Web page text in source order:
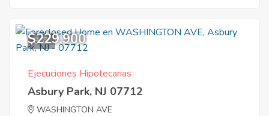
8
$229,900
Ejecuciones Hipotecarias
Asbury Park, NJ 07712
WASHINGTON AVE